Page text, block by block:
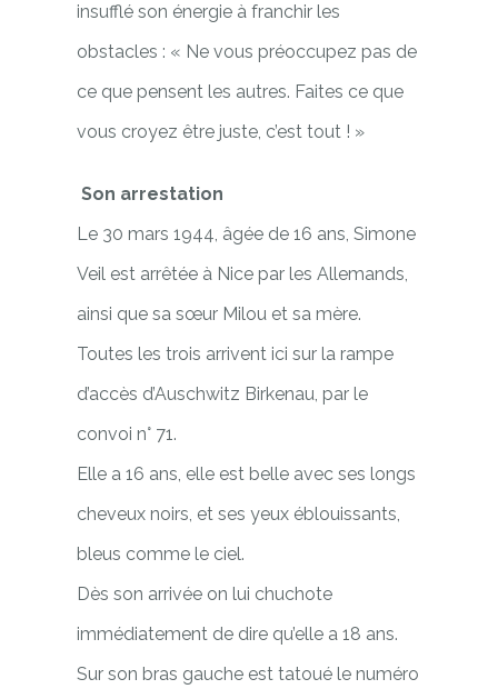
insufflé son énergie à franchir les
obstacles : « Ne vous préoccupez pas de
ce que pensent les autres. Faites ce que
vous croyez être juste, c’est tout ! »
Son arrestation
Le 30 mars 1944, âgée de 16 ans, Simone
Veil est arrêtée à Nice par les Allemands,
ainsi que sa sœur Milou et sa mère.
Toutes les trois arrivent ici sur la rampe
d’accès d’Auschwitz Birkenau, par le
convoi n° 71.
Elle a 16 ans, elle est belle avec ses longs
cheveux noirs, et ses yeux éblouissants,
bleus comme le ciel.
Dès son arrivée on lui chuchote
immédiatement de dire qu’elle a 18 ans.
Sur son bras gauche est tatoué le numéro